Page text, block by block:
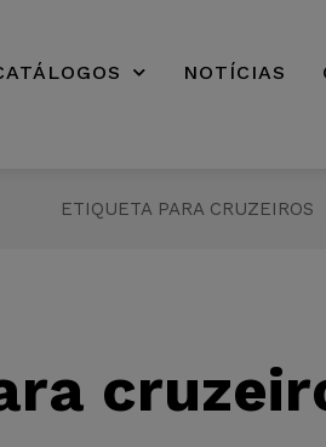
NOTÍCIAS
ETIQUETA PARA CRUZEIROS